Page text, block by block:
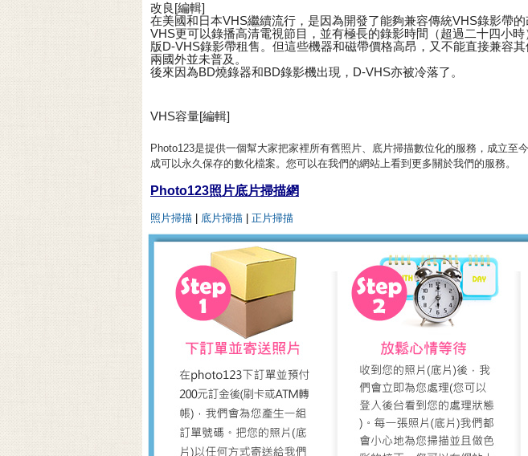
改良[編輯]
在美國和日本VHS繼續流行，是因為開發了能夠兼容傳統VHS錄影帶
VHS更可以錄播高清電視節目，並有極長的錄影時間（超過二十四小
版D-VHS錄影帶租售。但這些機器和磁帶價格高昂，又不能直接兼容
兩國外並未普及。
後來因為BD燒錄器和BD錄影機出現，D-VHS亦被冷落了。
VHS容量[編輯]
Photo123是提供一個幫大家把家裡所有舊照片、底片掃描數位化的服務，成立至
成可以永久保存的數化檔案。您可以在我們的網站上看到更多關於我們的服務。
Photo123照片底片掃描網
照片掃描 底片掃描 正片掃描